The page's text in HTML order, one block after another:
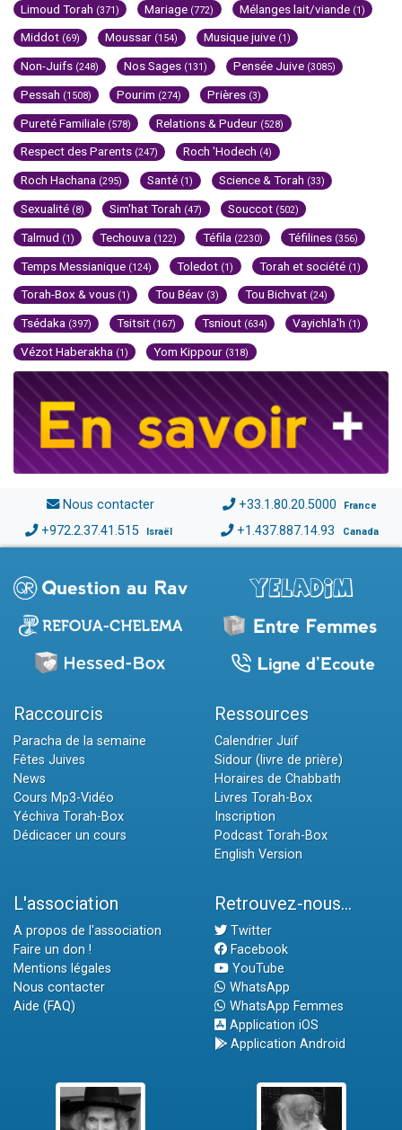
Limoud Torah (371) Mariage (772) Mélanges lait/viande (1)
Middot (69) Moussar (154) Musique juive (1)
Non-Juifs (248) Nos Sages (131) Pensée Juive (3085)
Pessah (1508) Pourim (274) Prières (3)
Pureté Familiale (578) Relations & Pudeur (528)
Respect des Parents (247) Roch 'Hodech (4)
Roch Hachana (295) Santé (1) Science & Torah (33)
Sexualité (8) Sim'hat Torah (47) Souccot (502)
Talmud (1) Techouva (122) Téfila (2230) Téfilines (356)
Temps Messianique (124) Toledot (1) Torah et société (1)
Torah-Box & vous (1) Tou Béav (3) Tou Bichvat (24)
Tsédaka (397) Tsitsit (167) Tsniout (634) Vayichla'h (1)
Vézot Haberakha (1) Yom Kippour (318)
Nous contacter +33.1.80.20.5000 France
+972.2.37.41.515 Israël +1.437.887.14.93 Canada
Raccourcis
Paracha de la semaine
Fêtes Juives
News
Cours Mp3-Vidéo
Yéchiva Torah-Box
Dédicacer un cours
Ressources
Calendrier Juif
Sidour (livre de prière)
Horaires de Chabbath
Livres Torah-Box
Inscription
Podcast Torah-Box
English Version
L'association
A propos de l'association
Faire un don !
Mentions légales
Nous contacter
Aide (FAQ)
Retrouvez-nous...
Twitter
Facebook
YouTube
WhatsApp
WhatsApp Femmes
Application iOS
Application Android